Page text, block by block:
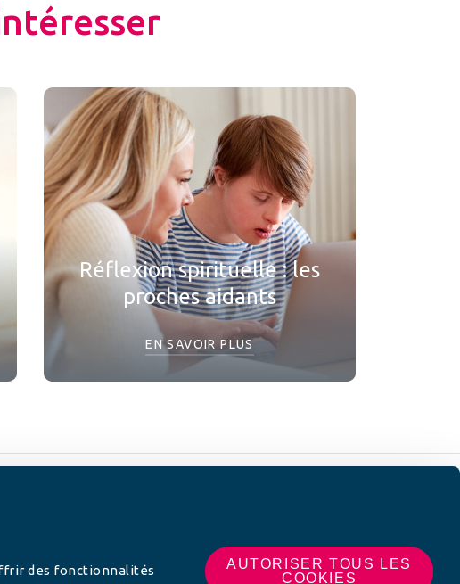
des fonctionnalités
AUTORISER TOUS LES
COOKIES
Réflexion spirituelle : les
proches aidants
EN SAVOIR PLUS